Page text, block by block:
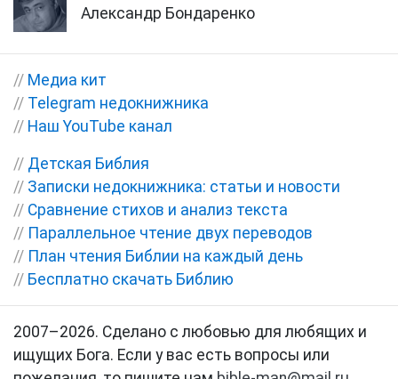
Александр Бондаренко
// Медиа кит
// Telegram недокнижника
// Наш YouTube канал
// Детская Библия
// Записки недокнижника: статьи и новости
// Сравнение стихов и анализ текста
// Параллельное чтение двух переводов
// План чтения Библии на каждый день
// Бесплатно скачать Библию
2007–2026. Сделано с любовью для любящих и
ищущих Бога. Если у вас есть вопросы или